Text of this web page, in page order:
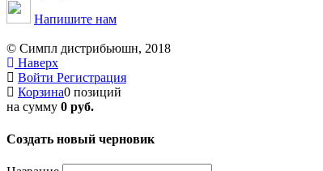
Напишите нам
© Симпл дистрибьюшн, 2018
Наверх
Войти Регистрация
Корзина0 позиций
на сумму 0 руб.
Создать новый черновик